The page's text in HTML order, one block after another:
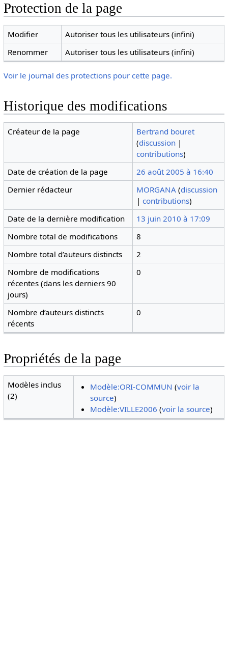
Protection de la page
Modifier
Autoriser tous les utilisateurs (infini)
Renommer
Autoriser tous les utilisateurs (infini)
Voir le journal des protections pour cette page.
Historique des modifications
Créateur de la page
Bertrand bouret
(discussion |
contributions)
Date de création de la page
26 août 2005 à 16:40
Dernier rédacteur
MORGANA (discussion
|contributions)
Date de la dernière modification
13 juin 2010 à 17:09
Nombre total de modifications
8
Nombre total d’auteurs distincts
2
Nombre de modifications
récentes (dans les derniers 90
jours)
0
Nombre d’auteurs distincts
récents
0
Propriétés de la page
Modèles inclus
(2)
Modèle:ORI-COMMUN (voir la
source)
Modèle:VILLE2006 (voir la source)